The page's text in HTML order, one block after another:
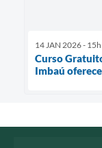
14 JAN 2026 -
Curso
Imbaú